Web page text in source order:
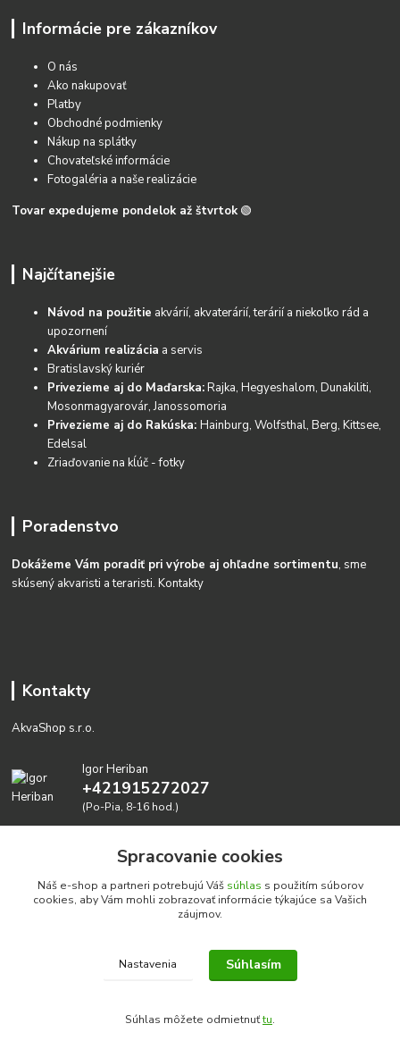
Informácie pre zákazníkov
O nás
Ako nakupovať
Platby
Obchodné podmienky
Nákup na splátky
Chovateľské informácie
Fotogaléria a naše realizácie
Tovar expedujeme pondelok až štvrtok 🟢
Najčítanejšie
Návod na použitie akvárií, akvaterárií, terárií a niekoľko rád a
upozornení
Akvárium realizácia a servis
Bratislavský kuriér
Privezieme aj do Maďarska:Rajka, Hegyeshalom, Dunakiliti,
Mosonmagyarovár, Janossomoria
Privezieme aj do Rakúska:Hainburg, Wolfsthal, Berg, Kittsee,
Edelsal
Zriaďovanie na kĺúč - fotky
Poradenstvo
Dokážeme Vám poradiť pri výrobe aj ohľadne sortimentu, sme
skúsený akvaristi a teraristi.Kontakty
Kontakty
AkvaShop s.r.o.
Igor Heriban
+421915272027
(Po-Pia, 8-16 hod.)
Realizujeme prírodné akvária: AkvaShop s.r.o. • IBAN:
SK3911000000002947087849
Spracovanie cookies
Náš e-shop a partneri potrebujú Váš súhlas s použitím súborov
cookies, aby Vám mohli zobrazovať informácie týkajúce sa Vašich
záujmov.
Nastavenia Súhlasím
Súhlas môžete odmietnuťtu.